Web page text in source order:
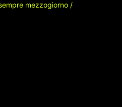
mezzogiorno/